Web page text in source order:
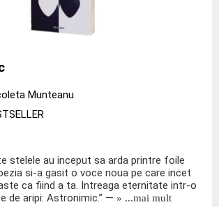
Munteanu
stelele au inceput sa arda printre foile
si-a gasit o voce noua pe care incet
ca fiind a ta. Intreaga eternitate intr-o
de aripi: Astronimic.” — » ...mai mult